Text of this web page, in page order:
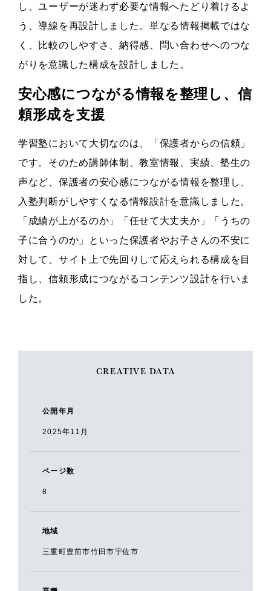
し、ユーザーが迷わず必要な情報へたどり着けるよ
う、導線を再設計しました。単なる情報掲載ではな
く、比較のしやすさ、納得感、問い合わせへのつな
がりを意識した構成を設計しました。
安心感につながる情報を整理し、信
頼形成を支援
学習塾において大切なのは、「保護者からの信頼」
です。そのため講師体制、教室情報、実績、塾生の
声など、保護者の安心感につながる情報を整理し、
入塾判断がしやすくなる情報設計を意識しました。
「成績が上がるのか」「任せて大丈夫か」「うちの
子に合うのか」といった保護者やお子さんの不安に
対して、サイト上で先回りして応えられる構成を目
指し、信頼形成につながるコンテンツ設計を行いま
した。
CREATIVE DATA
公開年月
2025年11月
ページ数
8
地域
三重町豊前市竹田市宇佐市